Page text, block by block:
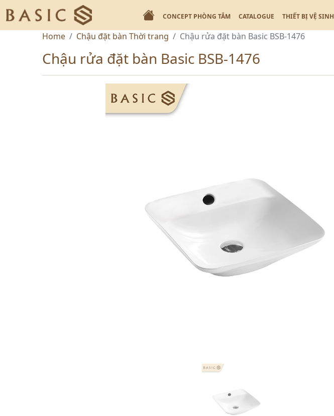
CONCEPT PHÒNG TẮM CATALOGUE THIẾT BỊ VỆ SINH
Home Chậu đặt bàn Thời trang Chậu rửa đặt bàn Basic BSB-1476
Chậu rửa đặt bàn Basic BSB-1476